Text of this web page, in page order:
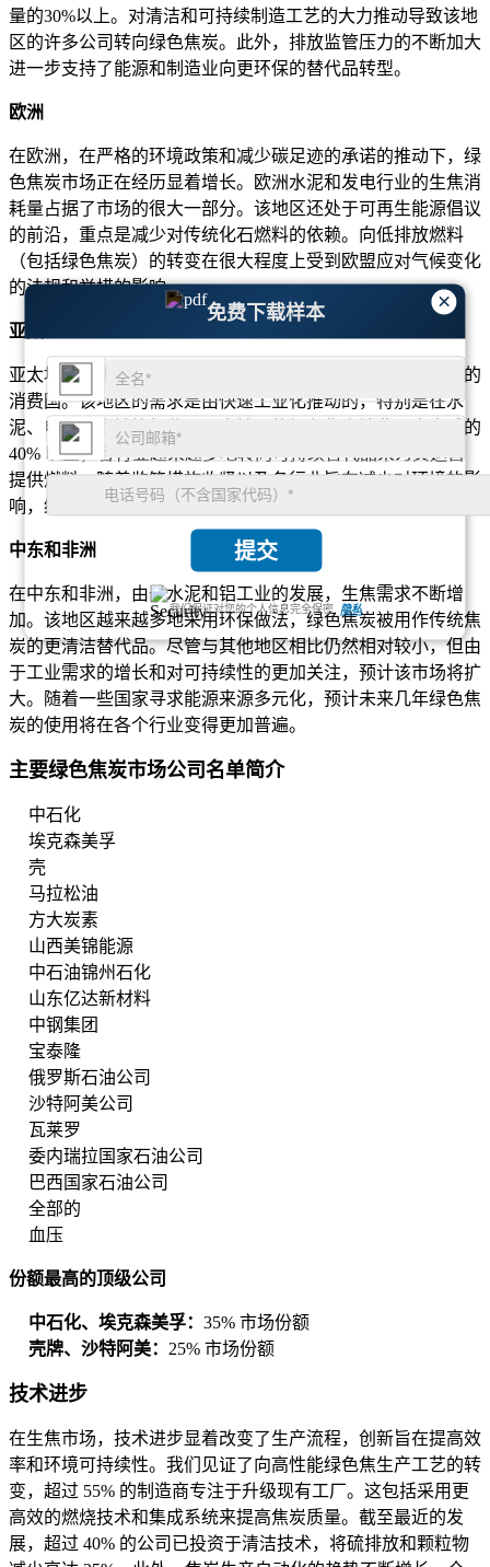
×
免费下载样本
提交
我们保证对您的个人信息完全保密. 隐私
量的30%以上。对清洁和可持续制造工艺的大力推动导致该地
区的许多公司转向绿色焦炭。此外，排放监管压力的不断加大
进一步支持了能源和制造业向更环保的替代品转型。
欧洲
在欧洲，在严格的环境政策和减少碳足迹的承诺的推动下，绿
色焦炭市场正在经历显着增长。欧洲水泥和发电行业的生焦消
耗量占据了市场的很大一部分。该地区还处于可再生能源倡议
的前沿，重点是减少对传统化石燃料的依赖。向低排放燃料
（包括绿色焦炭）的转变在很大程度上受到欧盟应对气候变化
的法规和举措的影响。
亚太
亚太地区是生焦增长最快的市场，其中中国和印度成为最大的
消费国。该地区的需求是由快速工业化推动的，特别是在水
泥、电力和钢铁等行业。亚太地区的绿色焦炭消费量占全球的
40% 以上，各行业越来越多地转向可持续替代品来为其运营
提供燃料。随着监管措施收紧以及各行业旨在减少对环境的影
响，绿色焦炭的采用预计将会增加。
中东和非洲
在中东和非洲，由于水泥和铝工业的发展，生焦需求不断增
加。该地区越来越多地采用环保做法，绿色焦炭被用作传统焦
炭的更清洁替代品。尽管与其他地区相比仍然相对较小，但由
于工业需求的增长和对可持续性的更加关注，预计该市场将扩
大。随着一些国家寻求能源来源多元化，预计未来几年绿色焦
炭的使用将在各个行业变得更加普遍。
主要绿色焦炭市场公司名单简介
中石化
埃克森美孚
壳
马拉松油
方大炭素
山西美锦能源
中石油锦州石化
山东亿达新材料
中钢集团
宝泰隆
俄罗斯石油公司
沙特阿美公司
瓦莱罗
委内瑞拉国家石油公司
巴西国家石油公司
全部的
血压
份额最高的顶级公司
中石化、埃克森美孚： 35% 市场份额
壳牌、沙特阿美： 25% 市场份额
技术进步
在生焦市场，技术进步显着改变了生产流程，创新旨在提高效
率和环境可持续性。我们见证了向高性能绿色焦生产工艺的转
变，超过 55% 的制造商专注于升级现有工厂。这包括采用更
高效的燃烧技术和集成系统来提高焦炭质量。截至最近的发
展，超过 40% 的公司已投资于清洁技术，将硫排放和颗粒物